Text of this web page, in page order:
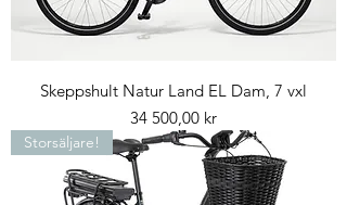
Skeppshult Natur Land EL Dam, 7 vxl
Pris
34 500,00 kr
Storsäljare!